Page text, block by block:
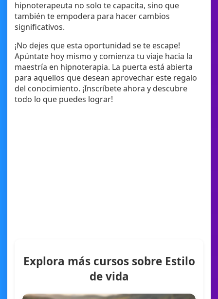
hipnoterapeuta no solo te capacita, sino que
también te empodera para hacer cambios
significativos.
¡No dejes que esta oportunidad se te escape!
Apúntate hoy mismo y comienza tu viaje hacia la
maestría en hipnoterapia. La puerta está abierta
para aquellos que desean aprovechar este regalo
del conocimiento. ¡Inscríbete ahora y descubre
todo lo que puedes lograr!
Explora más cursos sobre Estilo
de vida